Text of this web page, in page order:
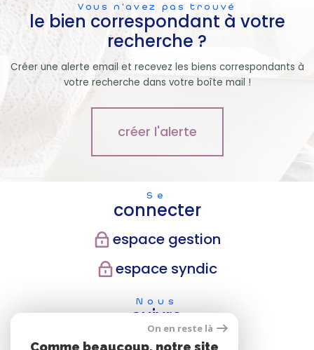
Vous n'avez pas trouvé
le bien correspondant à votre
recherche ?
Créer une alerte email et recevez les biens correspondants à
votre recherche dans votre boîte mail !
créer l'alerte
Se
connecter
espace gestion
espace syndic
Nous
suivre
On en reste là
Comme beaucoup, notre site